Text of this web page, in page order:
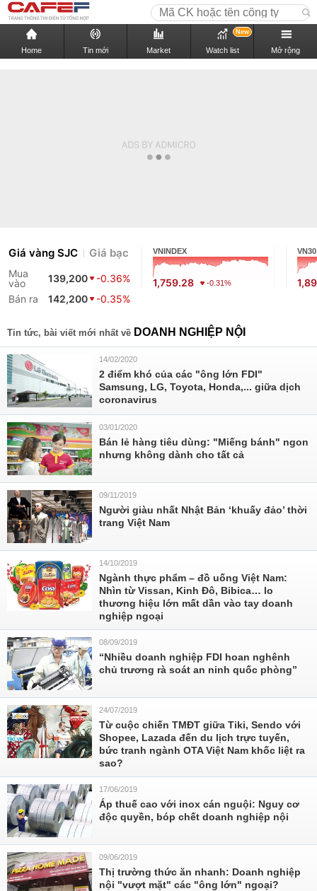
Home Tin mới Market Watch list
New
Mở rộng
Giá vàng SJC Giá bạc
Mua
vào
139,200
-0.36%
Bán ra
142,200 -0.35%
VNINDEX
1,759.28 -0.31%
VN30
Tin tức, bài viết mới nhất về DOANH NGHIỆP NỘI
14/02/2020
2 điểm khó của các "ông lớn FDI"
Samsung, LG, Toyota, Honda,... giữa dịch
coronavirus
03/01/2020
Bán lẻ hàng tiêu dùng: "Miếng bánh" ngon
nhưng không dành cho tất cả
09/11/2019
Người giàu nhất Nhật Bản ‘khuấy đảo’ thời
trang Việt Nam
14/10/2019
Ngành thực phẩm – đồ uống Việt Nam:
Nhìn từ Vissan, Kinh Đô, Bibica… lo
thương hiệu lớn mất dần vào tay doanh
nghiệp ngoại
08/09/2019
“Nhiều doanh nghiệp FDI hoan nghênh
chủ trương rà soát an ninh quốc phòng”
24/07/2019
Từ cuộc chiến TMĐT giữa Tiki, Sendo với
Shopee, Lazada đến du lịch trực tuyến,
bức tranh ngành OTA Việt Nam khốc liệt ra
sao?
17/06/2019
Áp thuế cao với inox cán nguội: Nguy cơ
độc quyền, bóp chết doanh nghiệp nội
09/06/2019
Thị trường thức ăn nhanh: Doanh nghiệp
nội "vượt mặt" các "ông lớn" ngoại?